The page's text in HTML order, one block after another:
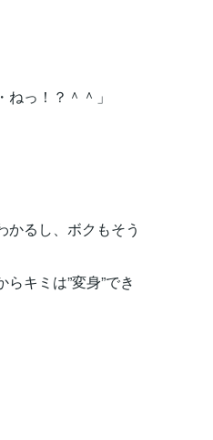
ねっ！？＾＾」
かるし、ボクもそう
キミは”変身”でき